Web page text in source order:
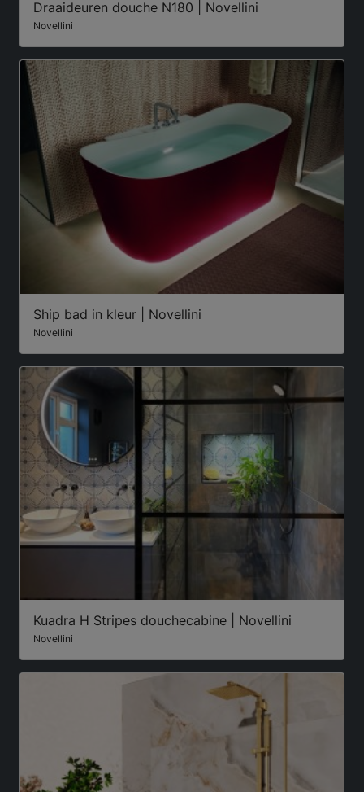
Draaideuren douche N180 | Novellini
Novellini
Ship bad in kleur | Novellini
Novellini
Kuadra H Stripes douchecabine | Novellini
Novellini